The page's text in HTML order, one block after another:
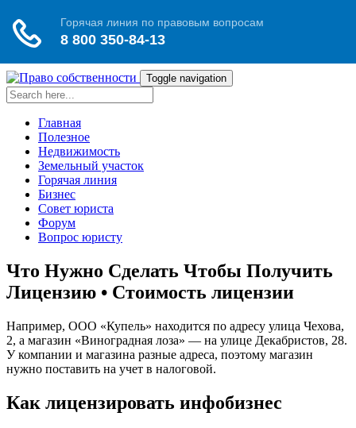
Toggle navigation
Главная
Полезное
Недвижимость
Земельный участок
Горячая линия
Бизнес
Совет юриста
Форум
Вопрос юристу
Что Нужно Сделать Чтобы Получить
Лицензию • Стоимость лицензии
Например, ООО «Купель» находится по адресу улица Чехова,
2, а магазин «Виноградная лоза» — на улице Декабристов, 28.
У компании и магазина разные адреса, поэтому магазин
нужно поставить на учет в налоговой.
Как лицензировать инфобизнес